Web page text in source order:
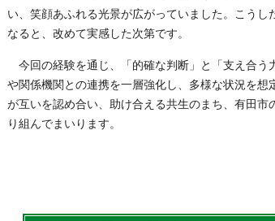
い、笑顔あふれる光景が広がっていました。こう
なると、改めて実感した次第です。
今回の経験を通じ、「的確な判断」と「支え合う
や関係機関との連携を一層強化し、多様な状況を
が互いを認め合い、助け合える共生のまち、有田
り組んでまいります。